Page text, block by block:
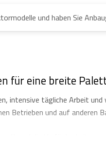
und haben Sie
für eine breite
intensive tägliche Arbeit
Betrieben und auf anderen
und einen stabilen